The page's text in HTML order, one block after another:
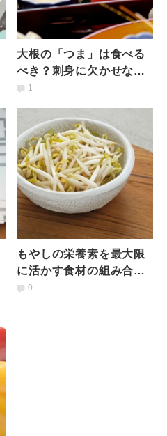
大根の「つま」は食べる
べき？刺身に欠かせない
あの食べ物の役割とは｜
1
もやしの栄養素を最大限
に活かす食材の組み合わ
せとは？管理栄養士がお
0